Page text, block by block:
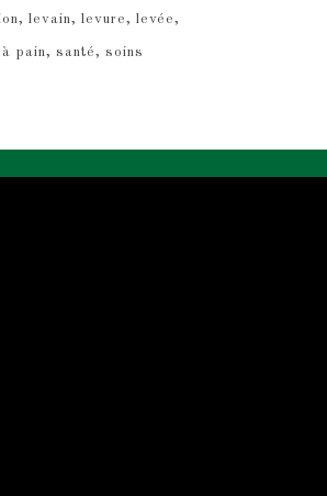
levain levure levée
pain santé soins